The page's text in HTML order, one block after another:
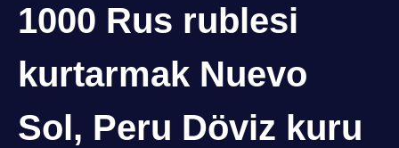
1000 Rus rublesi
kurtarmak Nuevo
Sol, Peru Döviz kuru